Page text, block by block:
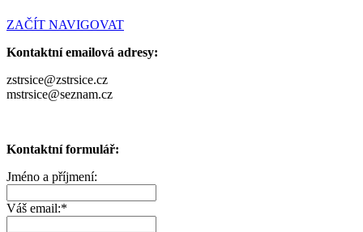
ZAČÍT NAVIGOVAT
Kontaktní emailová adresy:
zstrsice@zstrsice.cz
mstrsice@seznam.cz
Kontaktní formulář:
Jméno a příjmení:
Váš email:*